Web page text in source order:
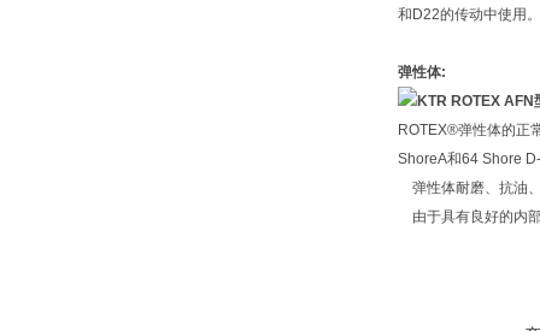
和D22的传动中使用
弹性体:
ROTEX®弹性体的正
ShoreA和64 Shore
弹性体耐磨、抗油
由于具有良好的内